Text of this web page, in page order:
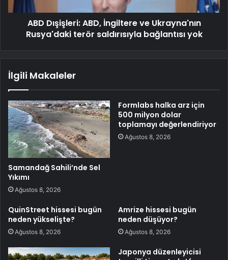
ABD Dışişleri: ABD, İngiltere ve Ukrayna'nın
Rusya'daki terör saldırısıyla bağlantısı yok
İlgili Makaleler
Samandağ Sahili’nde Sel
Yıkımı
Ağustos 8, 2026
Formlabs halka arz için
500 milyon dolar
toplamayı değerlendiriyor
Ağustos 8, 2026
QuinStreet hissesi bugün
neden yükselişte?
Ağustos 8, 2026
Amrize hissesi bugün
neden düşüyor?
Ağustos 8, 2026
Japonya düzenleyicisi